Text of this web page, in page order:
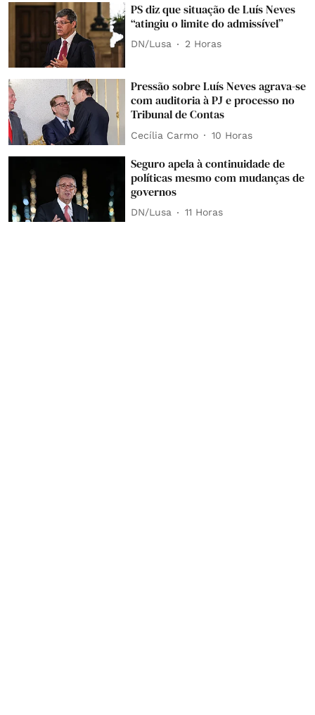
PS diz que situação de Luís Neves
“atingiu o limite do admissível”
DN/Lusa 2 Horas
Pressão sobre Luís Neves agrava-se
com auditoria à PJ e processo no
Tribunal de Contas
Cecília Carmo 10 Horas
Seguro apela à continuidade de
políticas mesmo com mudanças de
governos
DN/Lusa 11 Horas